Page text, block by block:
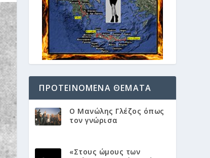
ΠΡΟΤΕΙΝΌΜΕΝΑ ΘΈΜΑΤΑ
Ο Μανώλης Γλέζος όπως
τον γνώρισα
«Στους ώμους των